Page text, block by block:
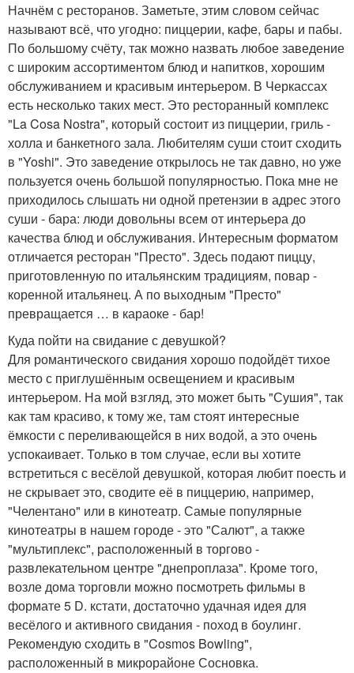
Начнём с ресторанов. Заметьте, этим словом сейчас
называют всё, что угодно: пиццерии, кафе, бары и пабы.
По большому счёту, так можно назвать любое заведение
с широким ассортиментом блюд и напитков, хорошим
обслуживанием и красивым интерьером. В Черкассах
есть несколько таких мест. Это ресторанный комплекс
"La Cosa Nostra", который состоит из пиццерии, гриль -
холла и банкетного зала. Любителям суши стоит сходить
в "Yoshi". Это заведение открылось не так давно, но уже
пользуется очень большой популярностью. Пока мне не
приходилось слышать ни одной претензии в адрес этого
суши - бара: люди довольны всем от интерьера до
качества блюд и обслуживания. Интересным форматом
отличается ресторан "Престо". Здесь подают пиццу,
приготовленную по итальянским традициям, повар -
коренной итальянец. А по выходным "Престо"
превращается … в караоке - бар!
Куда пойти на свидание с девушкой?
Для романтического свидания хорошо подойдёт тихое
место с приглушённым освещением и красивым
интерьером. На мой взгляд, это может быть "Сушия", так
как там красиво, к тому же, там стоят интересные
ёмкости с переливающейся в них водой, а это очень
успокаивает. Только в том случае, если вы хотите
встретиться с весёлой девушкой, которая любит поесть и
не скрывает это, сводите её в пиццерию, например,
"Челентано" или в кинотеатр. Самые популярные
кинотеатры в нашем городе - это "Салют", а также
"мультиплекс", расположенный в торгово -
развлекательном центре "днепроплаза". Кроме того,
возле дома торговли можно посмотреть фильмы в
формате 5 D. кстати, достаточно удачная идея для
весёлого и активного свидания - поход в боулинг.
Рекомендую сходить в "Cosmos Bowling",
расположенный в микрорайоне Сосновка.